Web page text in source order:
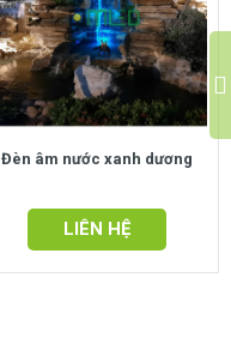
Đèn âm nước xanh dương
LIÊN HỆ